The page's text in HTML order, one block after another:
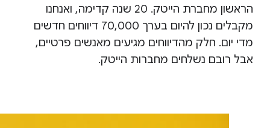
הראשון מחברת הייטק. 20 שנה קדימה, ואנחנו
מקבלים נכון להיום בערך 70,000 דיווחים חדשים
מדי יום. חלק מהדיווחים מגיעים מאנשים פרטיים,
אבל רובם נשלחים מחברות הייטק.